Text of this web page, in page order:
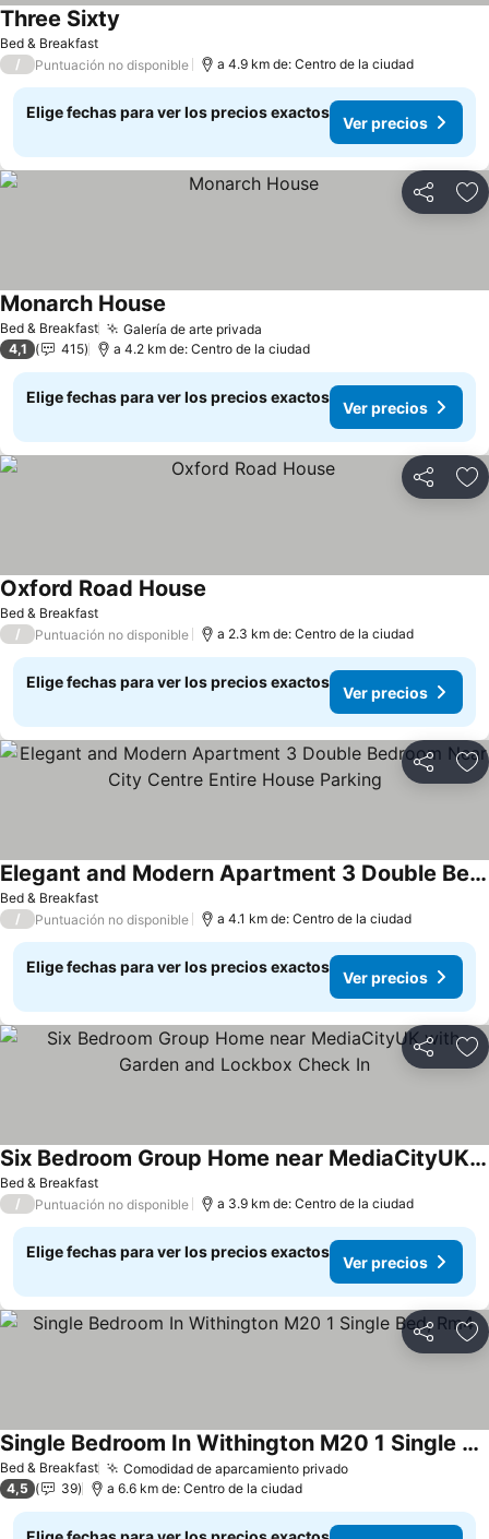
Bed & Breakfast
Three Sixty
/ Puntuación no disponible a 4.9 km de: Centro de la ciudad
Elige fechas para ver los precios exactos
Ver precios
Compartir
Bed & Breakfast Galería de arte privada
Monarch House
4,1 415 a 4.2 km de: Centro de la ciudad
Elige fechas para ver los precios exactos
Ver precios
Compartir
Bed & Breakfast
Oxford Road House
/ Puntuación no disponible a 2.3 km de: Centro de la ciudad
Elige fechas para ver los precios exactos
Ver precios
Compartir
Bed & Breakfast
Elegant and Modern Apartment 3 Double Bedroom Near City Centre Entire House Parking
/ Puntuación no disponible a 4.1 km de: Centro de la ciudad
Elige fechas para ver los precios exactos
Ver precios
Compartir
Bed & Breakfast
Six Bedroom Group Home near MediaCityUK with Garden and Lockbox Check In
/ Puntuación no disponible a 3.9 km de: Centro de la ciudad
Elige fechas para ver los precios exactos
Ver precios
Compartir
Bed & Breakfast Comodidad de aparcamiento privado
Single Bedroom In Withington M20 1 Single Bed, Rm4
4,5 39 a 6.6 km de: Centro de la ciudad